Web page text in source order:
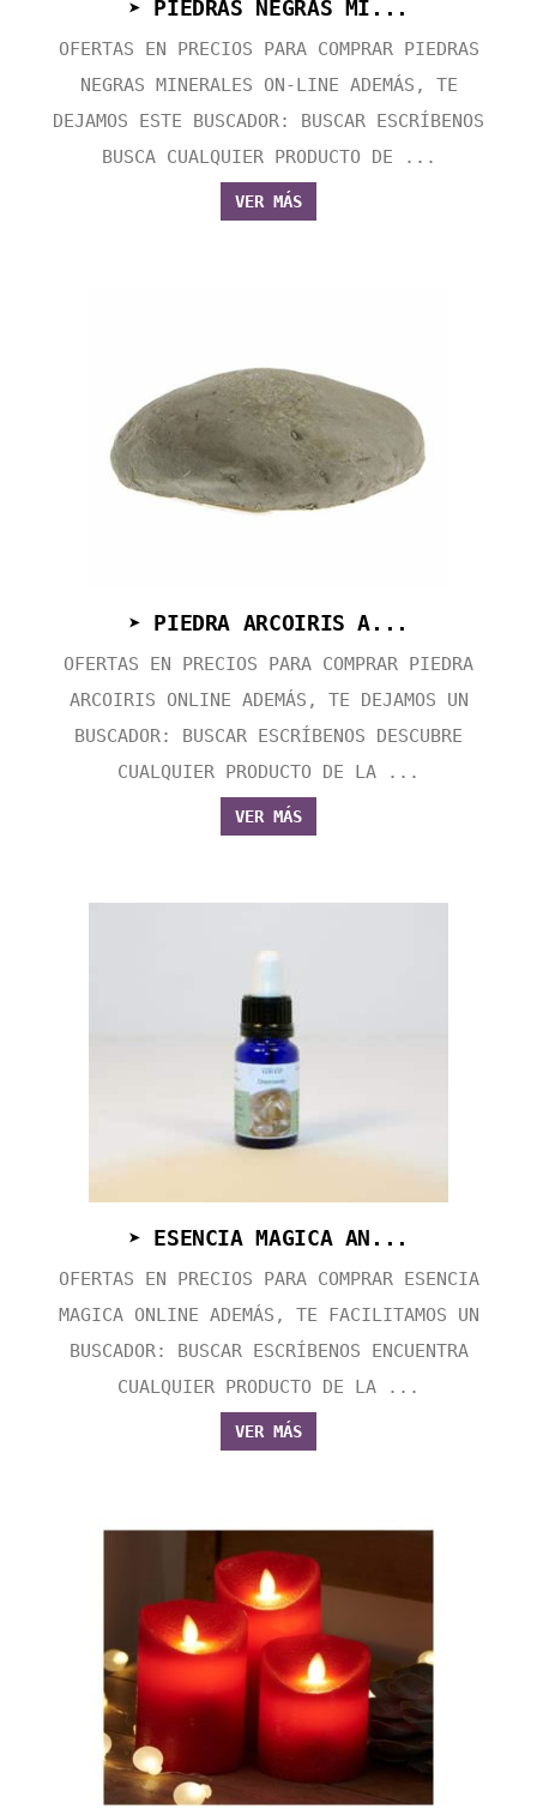
➤ PIEDRAS NEGRAS MI...
OFERTAS EN PRECIOS PARA COMPRAR PIEDRAS
NEGRAS MINERALES ON-LINE ADEMÁS, TE
DEJAMOS ESTE BUSCADOR: BUSCAR ESCRÍBENOS
BUSCA CUALQUIER PRODUCTO DE ...
VER MÁS
➤ PIEDRA ARCOIRIS A...
OFERTAS EN PRECIOS PARA COMPRAR PIEDRA
ARCOIRIS ONLINE ADEMÁS, TE DEJAMOS UN
BUSCADOR: BUSCAR ESCRÍBENOS DESCUBRE
CUALQUIER PRODUCTO DE LA ...
VER MÁS
➤ ESENCIA MAGICA AN...
OFERTAS EN PRECIOS PARA COMPRAR ESENCIA
MAGICA ONLINE ADEMÁS, TE FACILITAMOS UN
BUSCADOR: BUSCAR ESCRÍBENOS ENCUENTRA
CUALQUIER PRODUCTO DE LA ...
VER MÁS